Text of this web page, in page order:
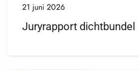
Juryrapport dichtbundel
21 juni 2026